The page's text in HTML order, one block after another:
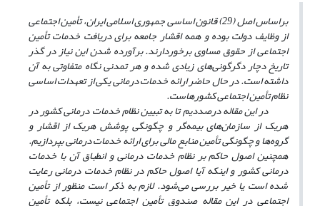
براساس اصل (29) قانون اساسی جمهوری اسلامی ایران، تأمین اجتماعی
از وظایف دولت بوده و همه اقشار جامعه برای دریافت خدمات تأمین
اجتماعی از حقوق مساوی برخوردارند.برآورده شدن این نیاز در گذر
تاریخ دچار دگرگونی‌های زیادی شده و هر تمدنی نگاه متفاوتی به آن
داشته است. در حال حاضر ارائه خدمات درمانی یکی از تعهدات اساسی
نظام تأمین اجتماعی کشورهاست.
در این مقاله درصددیم تا به تبیین نظام خدمات درمانی کشور در
هر‌یک از سازمان‌های بیمه‌گر و چگونگی پوشش هر‌یک از اقشار و
گروه‌ها و چگونگی تأمین منابع مالی برای ارائه خدمات درمانی بپردازیم.
همچنین اصول حاکم بر نظام خدمات درمانی و انطباق آن با خدمات
درمانی کشور و اینکه آیا اصول حاکم در نظام خدمات درمانی رعایت
شده است یا خیر بررسی می‌شود. لازم به ذکر است منظور از تأمین
اجتماعی در این مقاله صندوق تأمین اجتماعی نیست، بلکه تأمین